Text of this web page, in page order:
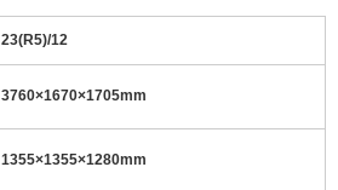
23(R5)/12
3760×1670×1705mm
1355×1355×1280mm